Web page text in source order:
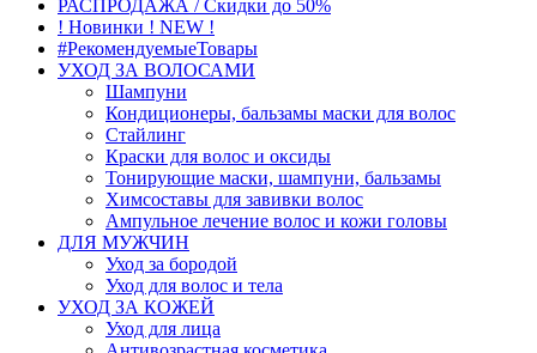
РАСПРОДАЖА / Скидки до 50%
! Новинки ! NEW !
#РекомендуемыеТовары
УХОД ЗА ВОЛОСАМИ
Шампуни
Кондиционеры, бальзамы маски для волос
Стайлинг
Краски для волос и оксиды
Тонирующие маски, шампуни, бальзамы
Химсоставы для завивки волос
Ампульное лечение волос и кожи головы
ДЛЯ МУЖЧИН
Уход за бородой
Уход для волос и тела
УХОД ЗА КОЖЕЙ
Уход для лица